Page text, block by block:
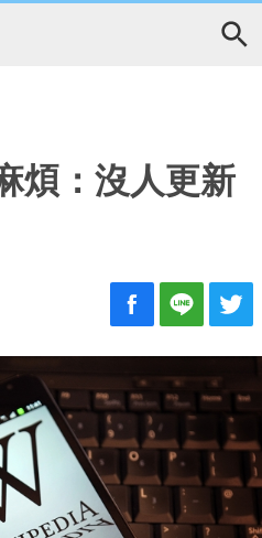
煩：沒人更新